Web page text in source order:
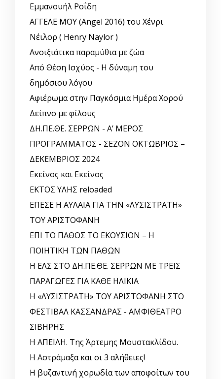
Εμμανουήλ Ροΐδη
ΑΓΓΕΛΕ ΜΟΥ (Angel 2016) του Χένρι
Νέιλορ ( Henry Naylor )
Ανοιξιάτικα παραμύθια με ζώα
Από Θέση Ισχύος - Η δύναμη του
δημόσιου λόγου
Αφιέρωμα στην Παγκόσμια Ημέρα Χορού
Δείπνο με φίλους
ΔΗ.ΠΕ.ΘΕ. ΣΕΡΡΩΝ - Α’ ΜΕΡΟΣ
ΠΡΟΓΡΑΜΜΑΤΟΣ - ΣΕΖΟΝ ΟΚΤΩΒΡΙΟΣ –
ΔΕΚΕΜΒΡΙΟΣ 2024
Εκείνος και Εκείνος
ΕΚΤΟΣ ΥΛΗΣ reloaded
ΕΠΕΣΕ Η ΑΥΛΑΙΑ ΓΙΑ ΤΗΝ «ΛΥΣΙΣΤΡΑΤΗ»
ΤΟΥ ΑΡΙΣΤΟΦΑΝΗ
ΕΠΙ ΤΟ ΠΑΘΟΣ ΤΟ ΕΚΟΥΣΙΟΝ – Η
ΠΟΙΗΤΙΚΗ ΤΩΝ ΠΑΘΩΝ
Η ΕΛΣ ΣΤΟ ΔΗ.ΠΕ.ΘΕ. ΣΕΡΡΩΝ ΜΕ ΤΡΕΙΣ
ΠΑΡΑΓΩΓΕΣ ΓΙΑ ΚΑΘΕ ΗΛΙΚΙΑ
Η «ΛΥΣΙΣΤΡΑΤΗ» ΤΟΥ ΑΡΙΣΤΟΦΑΝΗ ΣΤΟ
ΦΕΣΤΙΒΑΛ ΚΑΣΣΑΝΔΡΑΣ - ΑΜΦΙΘΕΑΤΡΟ
ΣΙΒΗΡΗΣ
Η ΑΠΕΙΛΗ. Της Άρτεμης Μουστακλίδου.
Η Αστράμαξα και οι 3 αλήθειες!
Η βυζαντινή χορωδία των αποφοίτων του